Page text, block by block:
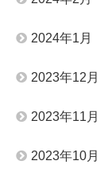
2024年1月
2023年12月
2023年11月
2023年10月